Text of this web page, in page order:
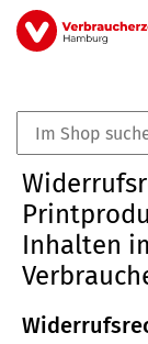
Direkt
zum
Inhalten